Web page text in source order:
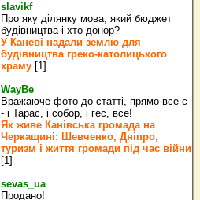
slavikf
Про яку ділянку мова, який бюджет
будівництва і хто донор?
У Каневі надали землю для
будівництва греко‐католицького
храму [1]
WayBe
Вражаюче фото до статті, прямо все є
- і Тарас, і собор, і гес, все!
Як живе Канівська громада на
Черкащині: Шевченко, Дніпро,
туризм і життя громади під час війни
[1]
sevas_ua
Продано!